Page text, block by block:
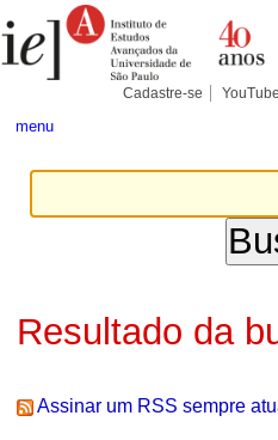
para
conteúdo.
Pessoais
Cadastre-se YouTube
menu
Resultado da
Assinar um RSS sempre